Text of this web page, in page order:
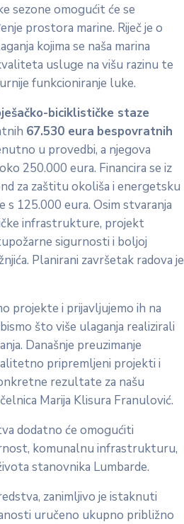
sezone omogućit će se
prostora marine. Riječ je o
kojima se naša marina
usluge na višu razinu te
funkcioniranje luke.
biciklističke staze
67.530 eura bespovratnih
u provedbi, a njegova
250.000 eura. Financira se iz
za zaštitu okoliša i energetsku
125.000 eura. Osim stvaranja
infrastrukture, projekt
sigurnosti i boljoj
Planirani završetak radova je
projekte i prijavljujemo ih na
što više ulaganja realizirali
Današnje preuzimanje
pripremljeni projekti i
rezultate za našu
Marija Klisura Franulović.
dodatno će omogućiti
komunalnu infrastrukturu,
stanovnika Lumbarde.
zanimljivo je istaknuti
uručeno ukupno približno